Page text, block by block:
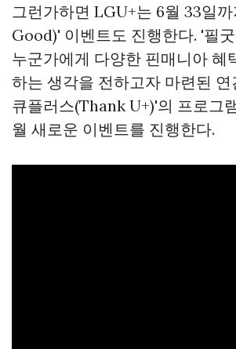
그런가하면 LGU+는 6월 33일
Good)' 이벤트도 진행한다. '필
누군가에게 다양한 핀매니아 혜
하는 생각을 전하고자 마련된 연
큐플러스(Thank U+)'의 프로그
월 새로운 이벤트를 진행한다.